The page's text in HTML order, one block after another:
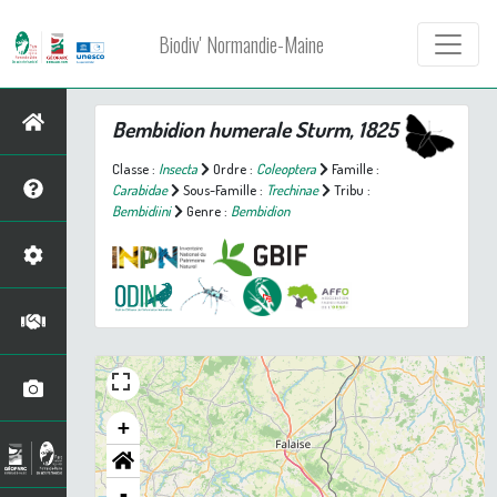
Biodiv' Normandie-Maine
Bembidion humeraleSturm, 1825
Classe : Insecta Ordre : Coleoptera
Famille :
Carabidae
Sous-Famille : Trechinae
Tribu :
Bembidiini
Genre : Bembidion
+